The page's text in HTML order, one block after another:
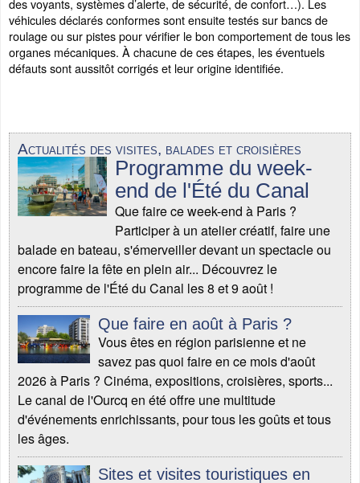
des voyants, systèmes d’alerte, de sécurité, de confort…). Les
véhicules déclarés conformes sont ensuite testés sur bancs de
roulage ou sur pistes pour vérifier le bon comportement de tous les
organes mécaniques. À chacune de ces étapes, les éventuels
défauts sont aussitôt corrigés et leur origine identifiée.
Actualités des visites, balades et croisières
Programme du week-
end de l'Été du Canal
Que faire ce week-end à Paris ?
Participer à un atelier créatif, faire une
balade en bateau, s'émerveiller devant un spectacle ou
encore faire la fête en plein air... Découvrez le
programme de l'Été du Canal les 8 et 9 août !
Que faire en août à Paris ?
Vous êtes en région parisienne et ne
savez pas quoi faire en ce mois d'août
2026 à Paris ? Cinéma, expositions, croisières, sports...
Le canal de l'Ourcq en été offre une multitude
d'événements enrichissants, pour tous les goûts et tous
les âges.
Sites et visites touristiques en